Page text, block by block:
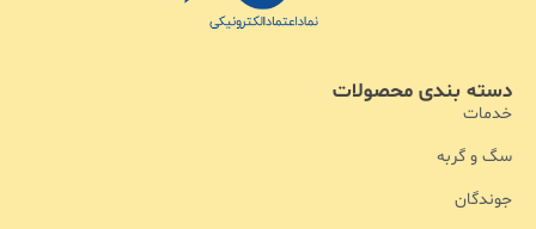
دسته بندی محصولات
خدمات
سگ و گربه
جوندگان